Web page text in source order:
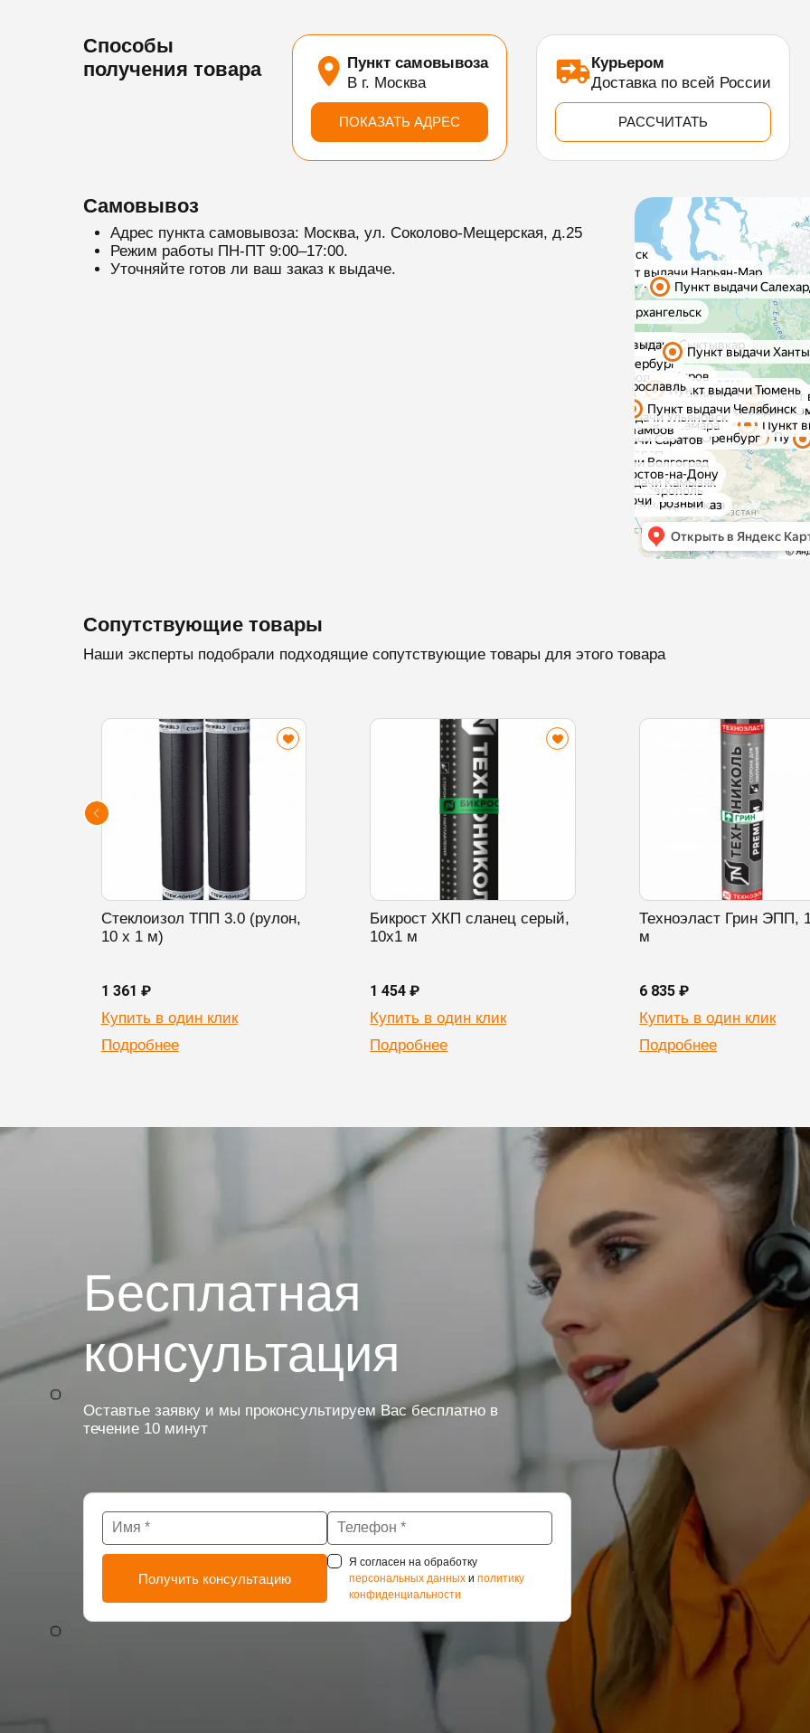
Способы
получения товара
Пункт самовывоза
В г. Москва
ПОКАЗАТЬ АДРЕС
Курьером
Доставка по всей России
РАССЧИТАТЬ
Самовывоз
Адрес пункта самовывоза: Москва, ул. Соколово-Мещерская, д.25
Режим работы ПН-ПТ 9:00–17:00.
Уточняйте готов ли ваш заказ к выдаче.
Сопутствующие товары
Наши эксперты подобрали подходящие сопутствующие товары для этого товара
Стеклоизол ТПП 3.0 (рулон,
10 х 1 м)
1 361 ₽
Купить в один клик
Подробнее
Бикрост ХКП сланец серый,
10х1 м
1 454 ₽
Купить в один клик
Подробнее
Техноэласт Грин ЭПП,
м
6 835 ₽
Купить в один клик
Подробнее
Бесплатная
консультация
Оставтье заявку и мы проконсультируем Вас бесплатно в
течение 10 минут
Я согласен на обработку
персональных данныхи политику
конфиденциальности